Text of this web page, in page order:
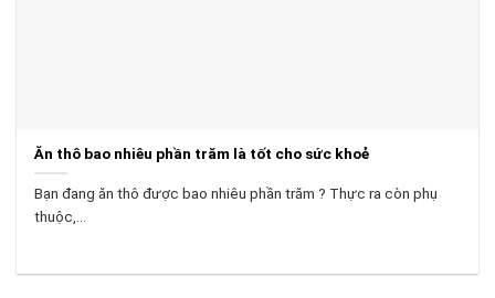
Ăn thô bao nhiêu phần trăm là tốt cho sức khoẻ
Bạn đang ăn thô được bao nhiêu phần trăm ? Thực ra còn phụ
thuộc,...